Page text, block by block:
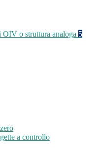
OIV o struttura analoga 5
a controllo